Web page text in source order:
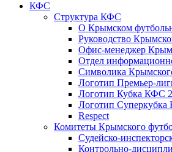
КФС
Структура КФС
О Крымском
Руководство
Офис-менеджер
Отдел
Символика
Логотип Премьер-
Логотип Кубка КФС
Логотип Суперкубка
Respect
Комитеты Крымского
Судейско-
Контрольно-